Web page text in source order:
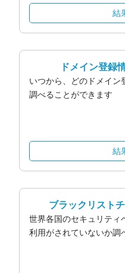
結
ドメイン登録
いつから、どのドメイン
調べることができます
結
ブラックリスト
世界各国のセキュリティ
利用がされていないか調